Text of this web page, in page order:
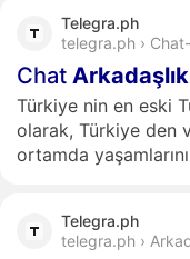
Telegra.ph
telegra.ph ›
Chat Arkadaşlık
Türkiye nin en eski
olarak, Türkiye den
ortamda
Telegra.ph
telegra.ph ›